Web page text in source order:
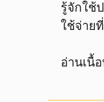
รู้จักใช้
ใช้จ่าย
อ่านเนื้